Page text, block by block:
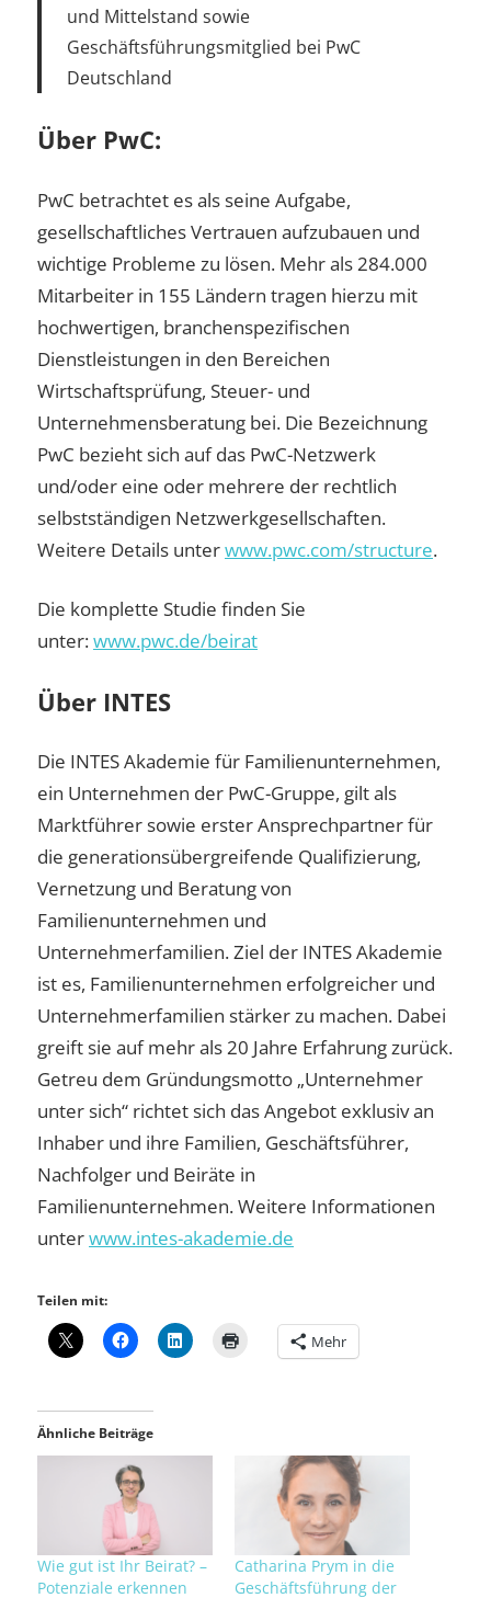
und Mittelstand sowie
Geschäftsführungsmitglied bei PwC
Deutschland
Über PwC:
PwC betrachtet es als seine Aufgabe,
gesellschaftliches Vertrauen aufzubauen und
wichtige Probleme zu lösen. Mehr als 284.000
Mitarbeiter in 155 Ländern tragen hierzu mit
hochwertigen, branchenspezifischen
Dienstleistungen in den Bereichen
Wirtschaftsprüfung, Steuer- und
Unternehmensberatung bei. Die Bezeichnung
PwC bezieht sich auf das PwC-Netzwerk
und/oder eine oder mehrere der rechtlich
selbstständigen Netzwerkgesellschaften.
Weitere Details unterwww.pwc.com/structure.
Die komplette Studie finden Sie
unter:www.pwc.de/beirat
Über INTES
Die INTES Akademie für Familienunternehmen,
ein Unternehmen der PwC-Gruppe, gilt als
Marktführer sowie erster Ansprechpartner für
die generationsübergreifende Qualifizierung,
Vernetzung und Beratung von
Familienunternehmen und
Unternehmerfamilien. Ziel der INTES Akademie
ist es, Familienunternehmen erfolgreicher und
Unternehmerfamilien stärker zu machen. Dabei
greift sie auf mehr als 20 Jahre Erfahrung zurück.
Getreu dem Gründungsmotto „Unternehmer
unter sich“ richtet sich das Angebot exklusiv an
Inhaber und ihre Familien, Geschäftsführer,
Nachfolger und Beiräte in
Familienunternehmen. Weitere Informationen
unterwww.intes-akademie.de
Teilen mit:
Mehr
Ähnliche Beiträge
Wie gut ist Ihr Beirat? –
Potenziale erkennen
Ca­tha­ri­na Prym in die
Ge­schäfts­füh­rung der